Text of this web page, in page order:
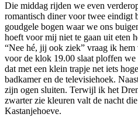
Die middag rijden we even
romantisch diner voor twee eindigt
goudgele bogen waar we ons
hoeft voor mij niet te gaan uit eten
“Nee hé, jij ook ziek” vraag ik
voor de klok 19.00 slaat ploffen we
dat met een klein trapje net iets
badkamer en de televisiehoek.
zijn ogen sluiten. Terwijl ik het
zwarter zie kleuren valt de nacht
Kastanjehoeve.